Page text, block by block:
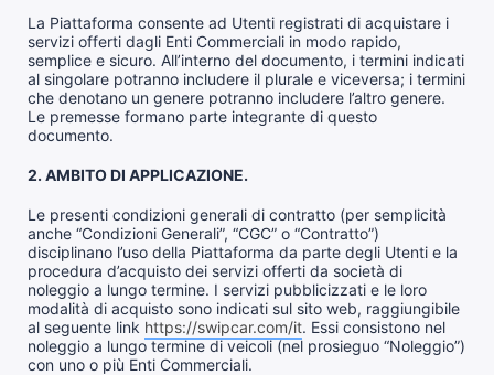
La Piattaforma consente ad Utenti registrati di acquistare i
servizi offerti dagli Enti Commerciali in modo rapido,
semplice e sicuro. All’interno del documento, i termini indicati
al singolare potranno includere il plurale e viceversa; i termini
che denotano un genere potranno includere l’altro genere.
Le premesse formano parte integrante di questo
documento.
2. AMBITO DI APPLICAZIONE.
Le presenti condizioni generali di contratto (per semplicità
anche “Condizioni Generali”, “CGC” o “Contratto”)
disciplinano l’uso della Piattaforma da parte degli Utenti e la
procedura d’acquisto dei servizi offerti da società di
noleggio a lungo termine. I servizi pubblicizzati e le loro
modalità di acquisto sono indicati sul sito web, raggiungibile
al seguente link https://swipcar.com/it. Essi consistono nel
noleggio a lungo termine di veicoli (nel prosieguo “Noleggio”)
con uno o più Enti Commerciali.